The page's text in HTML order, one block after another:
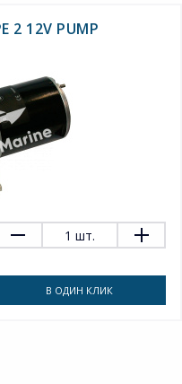
2 12V PUMP
1 шт.
В ОДИН КЛИК